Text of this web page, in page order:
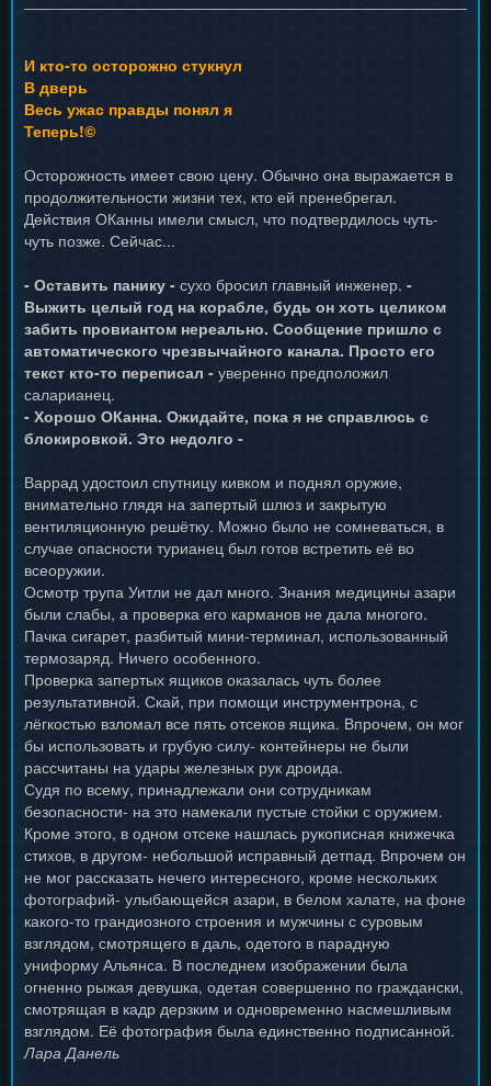
И кто-то осторожно стукнул
В дверь
Весь ужас правды понял я
Теперь!©
Осторожность имеет свою цену. Обычно она выражается в
продолжительности жизни тех, кто ей пренебрегал.
Действия ОКанны имели смысл, что подтвердилось чуть-
чуть позже. Сейчас...
- Оставить панику - сухо бросил главный инженер. -
Выжить целый год на корабле, будь он хоть целиком
забить провиантом нереально. Сообщение пришло с
автоматического чрезвычайного канала. Просто его
текст кто-то переписал - уверенно предположил
саларианец.
- Хорошо ОКанна. Ожидайте, пока я не справлюсь с
блокировкой. Это недолго -
Варрад удостоил спутницу кивком и поднял оружие,
внимательно глядя на запертый шлюз и закрытую
вентиляционную решётку. Можно было не сомневаться, в
случае опасности турианец был готов встретить её во
всеоружии.
Осмотр трупа Уитли не дал много. Знания медицины азари
были слабы, а проверка его карманов не дала многого.
Пачка сигарет, разбитый мини-терминал, использованный
термозаряд. Ничего особенного.
Проверка запертых ящиков оказалась чуть более
результативной. Скай, при помощи инструментрона, с
лёгкостью взломал все пять отсеков ящика. Впрочем, он мог
бы использовать и грубую силу- контейнеры не были
рассчитаны на удары железных рук дроида.
Судя по всему, принадлежали они сотрудникам
безопасности- на это намекали пустые стойки с оружием.
Кроме этого, в одном отсеке нашлась рукописная книжечка
стихов, в другом- небольшой исправный детпад. Впрочем он
не мог рассказать нечего интересного, кроме нескольких
фотографий- улыбающейся азари, в белом халате, на фоне
какого-то грандиозного строения и мужчины с суровым
взглядом, смотрящего в даль, одетого в парадную
униформу Альянса. В последнем изображении была
огненно рыжая девушка, одетая совершенно по граждански,
смотрящая в кадр дерзким и одновременно насмешливым
взглядом. Её фотография была единственно подписанной.
Лара Данель